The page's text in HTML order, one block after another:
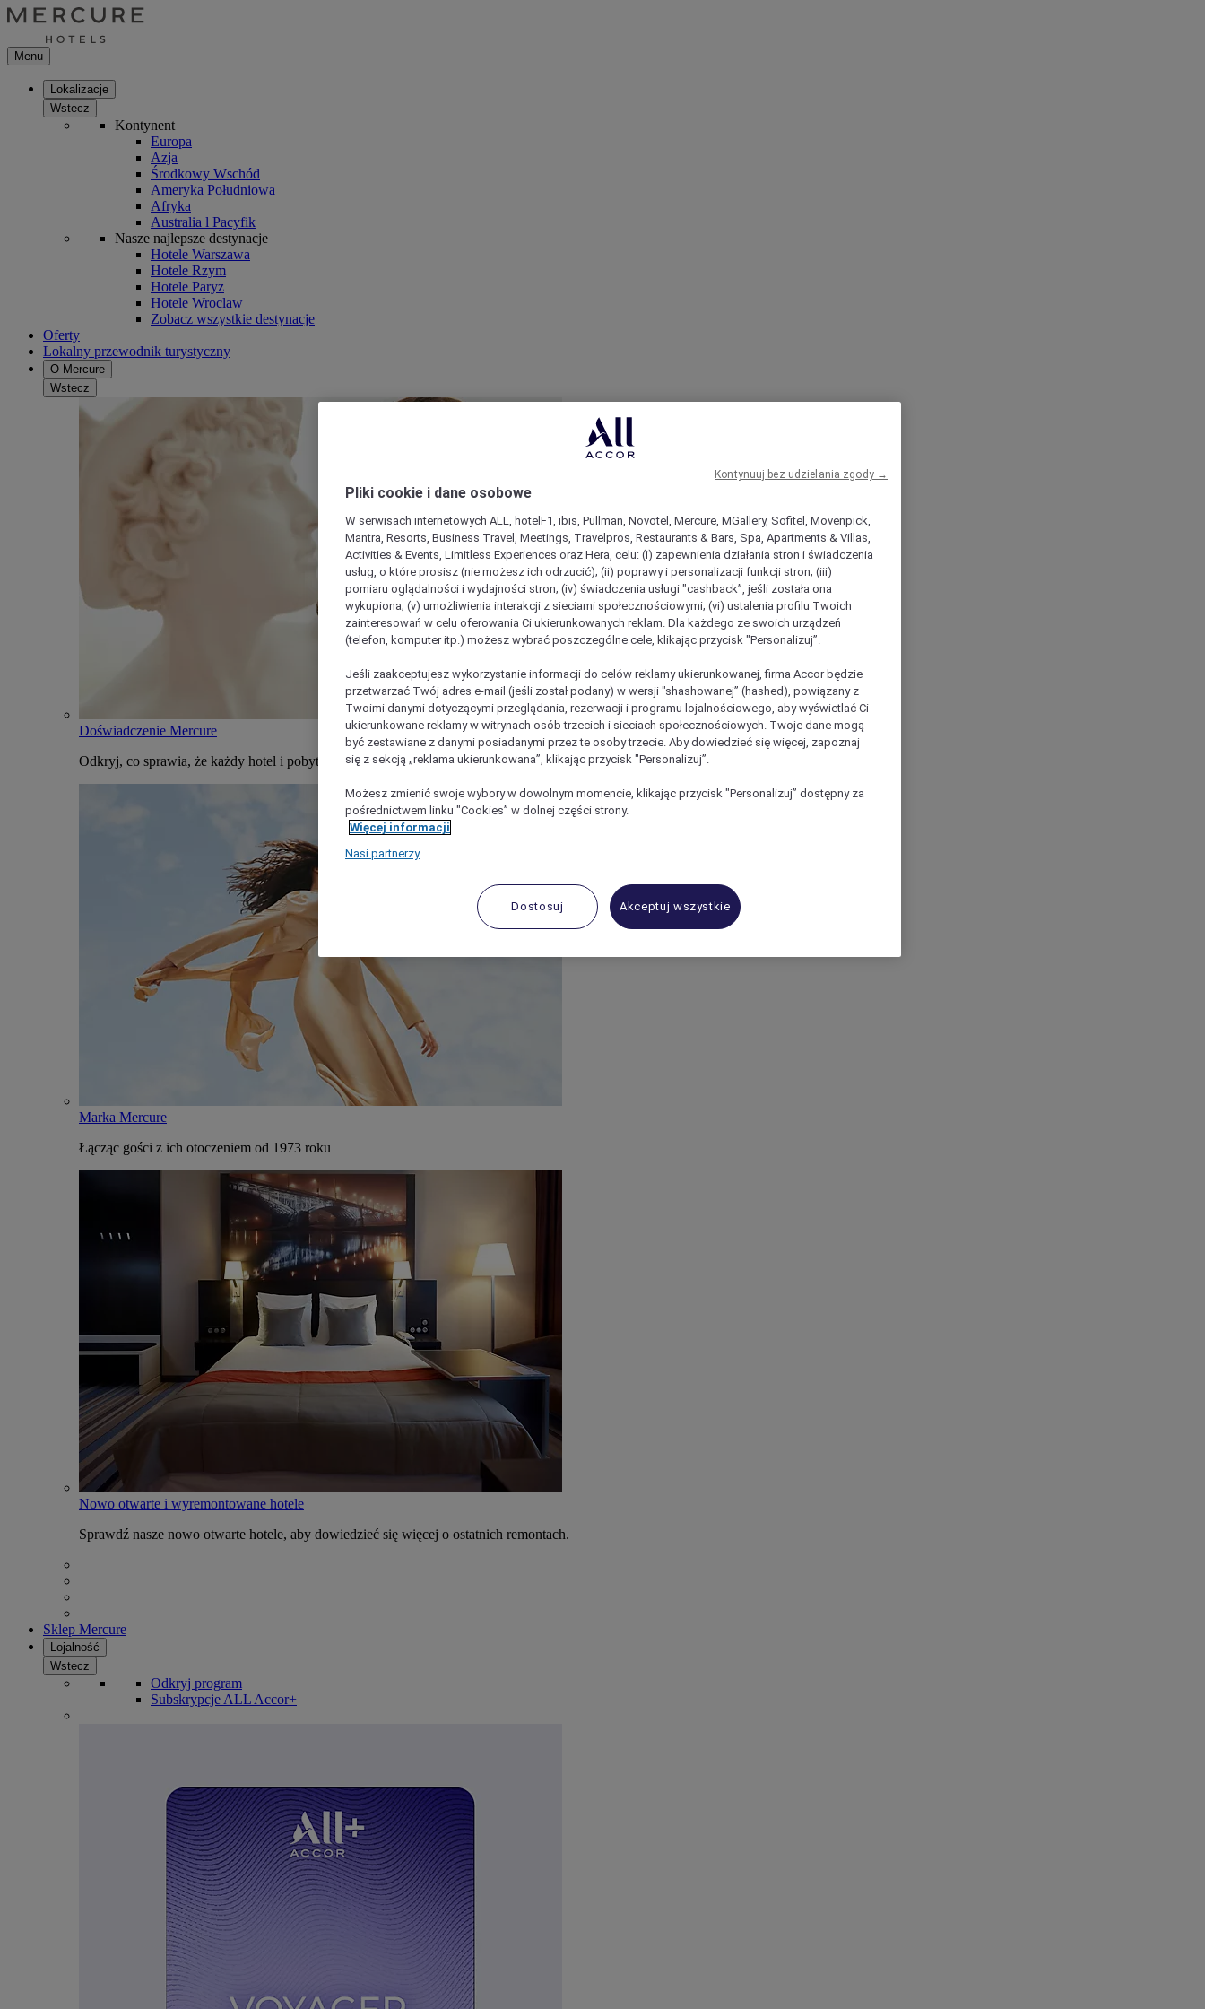
Menu
Lokalizacje
Wstecz
Kontynent
Europa
Azja
Środkowy Wschód
Ameryka Południowa
Afryka
Australia l Pacyfik
Nasze najlepsze destynacje
Hotele Warszawa
Hotele Rzym
Hotele Paryz
Hotele Wroclaw
Zobacz wszystkie destynacje
Oferty
Lokalny przewodnik turystyczny
O Mercure
Wstecz
Doświadczenie Mercure
Odkryj, co sprawia, że każdy hotel i pobyt w Mercure jest wyjątkowy
Marka Mercure
Łącząc gości z ich otoczeniem od 1973 roku
Nowo otwarte i wyremontowane hotele
Sprawdź nasze nowo otwarte hotele, aby dowiedzieć się więcej o ostatnich remontach.
Sklep Mercure
Lojalność
Wstecz
Odkryj program
Subskrypcje ALL Accor+
Pliki cookie i dane osobowe
W serwisach internetowych ALL, hotelF1, ibis, Pullman, Novotel, Mercure, MGallery, Sofitel, Movenpick,
Mantra, Resorts, Business Travel, Meetings, Travelpros, Restaurants & Bars, Spa, Apartments & Villas,
Activities & Events, Limitless Experiences oraz Hera, celu: (i) zapewnienia działania stron i świadczenia
usług, o które prosisz (nie możesz ich odrzucić); (ii) poprawy i personalizacji funkcji stron; (iii)
pomiaru oglądalności i wydajności stron; (iv) świadczenia usługi "cashback”, jeśli została ona
wykupiona; (v) umożliwienia interakcji z sieciami społecznościowymi; (vi) ustalenia profilu Twoich
zainteresowań w celu oferowania Ci ukierunkowanych reklam. Dla każdego ze swoich urządzeń
(telefon, komputer itp.) możesz wybrać poszczególne cele, klikając przycisk "Personalizuj”.
Jeśli zaakceptujesz wykorzystanie informacji do celów reklamy ukierunkowanej, firma Accor będzie
przetwarzać Twój adres e-mail (jeśli został podany) w wersji "shashowanej” (hashed), powiązany z
Twoimi danymi dotyczącymi przeglądania, rezerwacji i programu lojalnościowego, aby wyświetlać Ci
ukierunkowane reklamy w witrynach osób trzecich i sieciach społecznościowych. Twoje dane mogą
być zestawiane z danymi posiadanymi przez te osoby trzecie. Aby dowiedzieć się więcej, zapoznaj
się z sekcją „reklama ukierunkowana”, klikając przycisk "Personalizuj”.
Możesz zmienić swoje wybory w dowolnym momencie, klikając przycisk "Personalizuj” dostępny za
pośrednictwem linku "Cookies” w dolnej części strony.
Więcej informacji
Nasi partnerzy
Dostosuj Akceptuj wszystkie
Kontynuuj bez udzielania zgody →